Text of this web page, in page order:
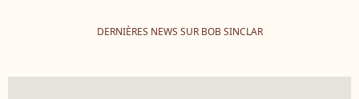
DERNIÈRES NEWS SUR BOB SINCLAR